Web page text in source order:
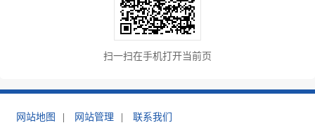
扫一扫在手机打开当前页
网站地图 网站管理 联系我们